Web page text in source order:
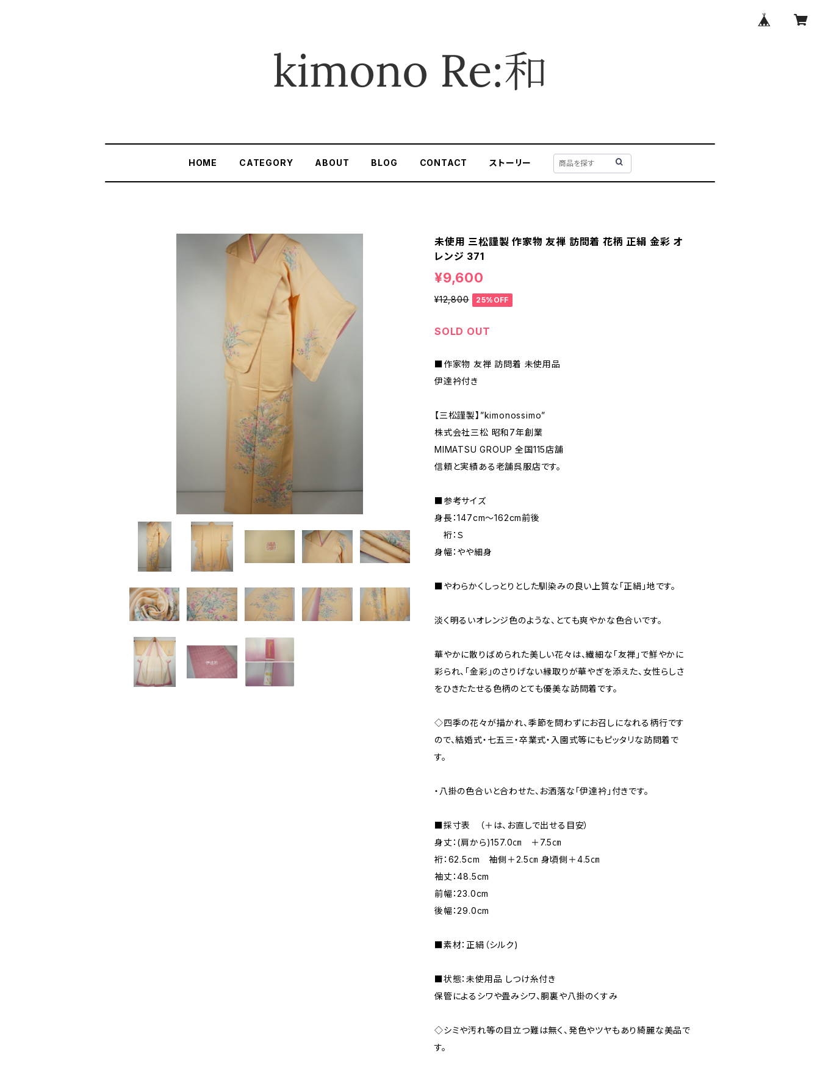
HOME CATEGORY ABOUT BLOG CONTACT ストーリー
未使用 三松謹製 作家物 友禅 訪問着 花柄 正絹 金彩 オ
レンジ 371
¥9,600
¥12,800 25%OFF
SOLD OUT
■作家物 友禅 訪問着 未使用品
伊達衿付き
【三松謹製】”kimonossimo”
株式会社三松 昭和7年創業
MIMATSU GROUP 全国115店舗
信頼と実績ある老舗呉服店です。
■参考サイズ
身長：147cm～162cm前後
裄：Ｓ
身幅：やや細身
■やわらかくしっとりとした馴染みの良い上質な「正絹」地です。
淡く明るいオレンジ色のような、とても爽やかな色合いです。
華やかに散りばめられた美しい花々は、繊細な「友禅」で鮮やかに
彩られ、「金彩」のさりげない縁取りが華やぎを添えた、女性らしさ
をひきたたせる色柄のとても優美な訪問着です。
◇四季の花々が描かれ、季節を問わずにお召しになれる柄行です
ので、結婚式・七五三・卒業式・入園式等にもピッタリな訪問着で
す。
・八掛の色合いと合わせた、お洒落な「伊達衿」付きです。
■採寸表 （＋は、お直しで出せる目安）
身丈：(肩から)157.0㎝ ＋7.5㎝
裄：62.5cm 袖側＋2.5㎝ 身頃側＋4.5㎝
袖丈：48.5cm
前幅：23.0cm
後幅：29.0cm
■素材：正絹（シルク)
■状態：未使用品 しつけ糸付き
保管によるシワや畳みシワ、胴裏や八掛のくすみ
◇シミや汚れ等の目立つ難は無く、発色やツヤもあり綺麗な美品で
す。